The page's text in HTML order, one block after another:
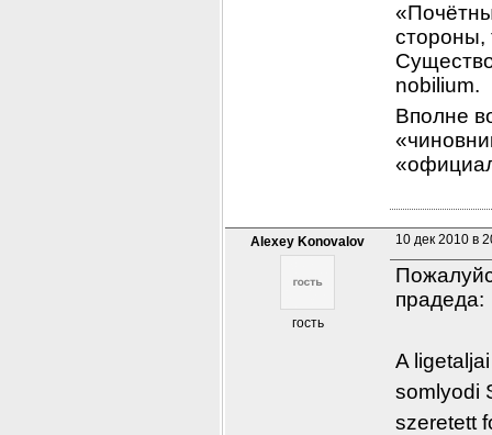
стороны,
nobilium.
Вполне
Alexey Konovalov
гость
10 дек 2010 в
прадеда:
A
somlyodi
szeretett